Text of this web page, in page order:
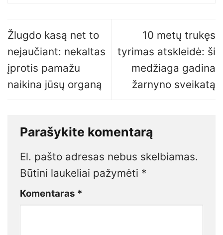
Žlugdo kasą net to
nejaučiant: nekaltas
įprotis pamažu
naikina jūsų organą
10 metų trukęs
tyrimas atskleidė: ši
medžiaga gadina
žarnyno sveikatą
Parašykite komentarą
El. pašto adresas nebus skelbiamas.
Būtini laukeliai pažymėti *
Komentaras *